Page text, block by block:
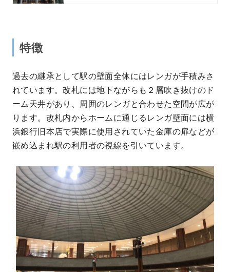
特徴
過去の継承として駅の壁面全体にはレンガが手積みさ
れています。改札には地下ながらも２層吹き抜けのド
ーム天井があり、周囲のレンガと合わせた空間が広が
ります。改札内からホームに通じるレンガ壁面には横
浜銀行旧本店で実際に使用されていた金庫の扉などが
嵌め込まれ駅の利用者の視線を引いています。